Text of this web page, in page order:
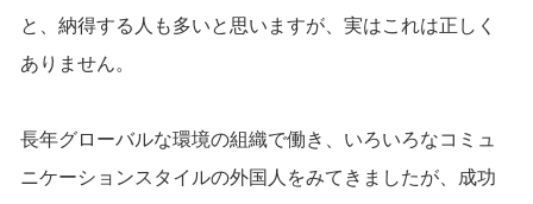
と、納得する人も多いと思いますが、実はこれは正しく
ありません。
長年グローバルな環境の組織で働き、いろいろなコミュ
ニケーションスタイルの外国人をみてきましたが、成功